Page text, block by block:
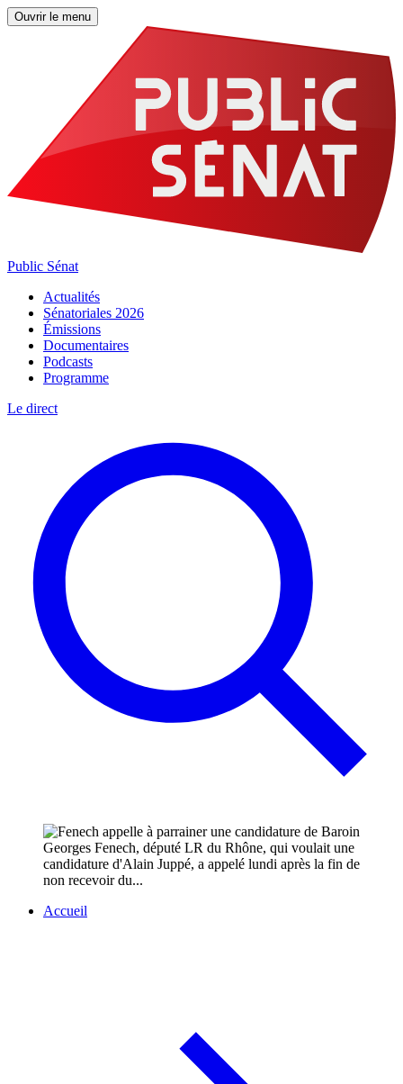
Ouvrir le menu
Public Sénat
Actualités
Sénatoriales 2026
Émissions
Documentaires
Podcasts
Programme
Le direct
Georges Fenech, député LR du Rhône, qui voulait une
candidature d'Alain Juppé, a appelé lundi après la fin de
non recevoir du...
Accueil